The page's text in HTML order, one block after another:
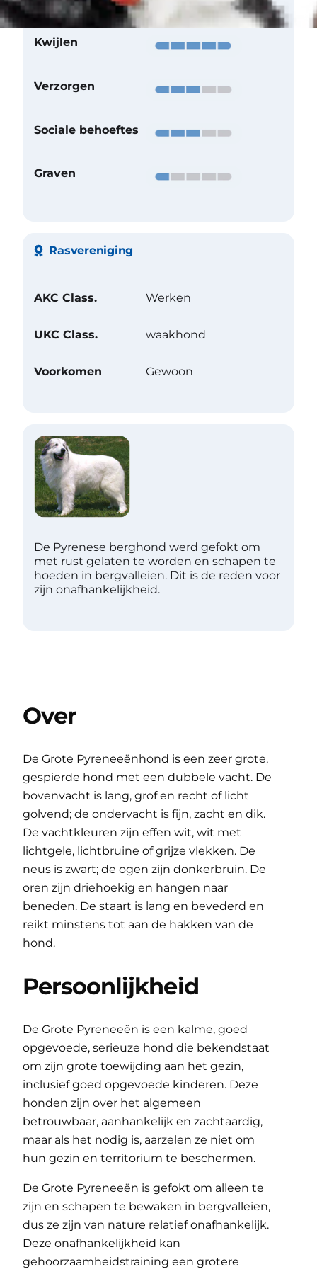
Kwijlen
Verzorgen
Sociale behoeftes
Graven
Rasvereniging
AKC Class. Werken
UKC Class. waakhond
Voorkomen Gewoon
De Pyrenese berghond werd gefokt om
met rust gelaten te worden en schapen te
hoeden in bergvalleien. Dit is de reden voor
zijn onafhankelijkheid.
Over
De Grote Pyreneeënhond is een zeer grote,
gespierde hond met een dubbele vacht. De
bovenvacht is lang, grof en recht of licht
golvend; de ondervacht is fijn, zacht en dik.
De vachtkleuren zijn effen wit, wit met
lichtgele, lichtbruine of grijze vlekken. De
neus is zwart; de ogen zijn donkerbruin. De
oren zijn driehoekig en hangen naar
beneden. De staart is lang en bevederd en
reikt minstens tot aan de hakken van de
hond.
Persoonlijkheid
De Grote Pyreneeën is een kalme, goed
opgevoede, serieuze hond die bekendstaat
om zijn grote toewijding aan het gezin,
inclusief goed opgevoede kinderen. Deze
honden zijn over het algemeen
betrouwbaar, aanhankelijk en zachtaardig,
maar als het nodig is, aarzelen ze niet om
hun gezin en territorium te beschermen.
De Grote Pyreneeën is gefokt om alleen te
zijn en schapen te bewaken in bergvalleien,
dus ze zijn van nature relatief onafhankelijk.
Deze onafhankelijkheid kan
gehoorzaamheidstraining een grotere